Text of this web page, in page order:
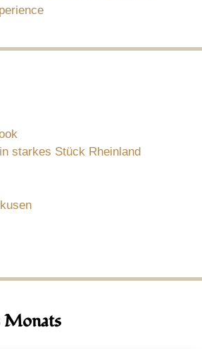
starkes Stück Rheinland
Monats